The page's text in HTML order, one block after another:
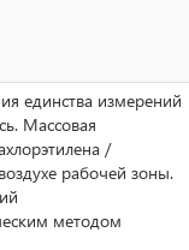
единства измерений
Массовая
/
рабочей зоны.
методом